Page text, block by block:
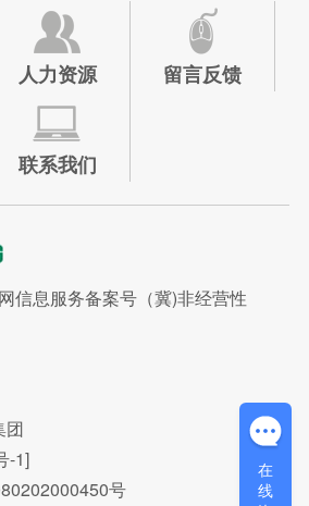
人力资源 留言反馈
联系我们
信息服务备案号（冀)非经营性
团
-1]
号
在
线